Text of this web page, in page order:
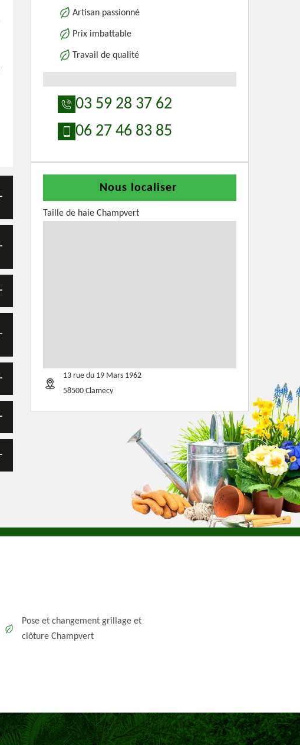
Artisan passionné
Prix imbattable
Travail de qualité
03 59 28 37 62
06 27 46 83 85
Nous localiser
Taille de haie Champvert
13 rue du 19 Mars 1962
58500 Clamecy
Pose et changement grillage et
clôture Champvert